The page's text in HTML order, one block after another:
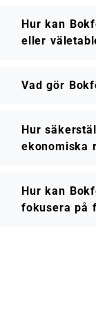
Hur kan
eller
Vad gör
Hur
ekonomiska
Hur kan
fokusera på